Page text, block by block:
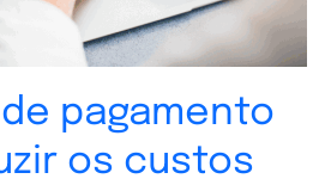
pagamento
os custos